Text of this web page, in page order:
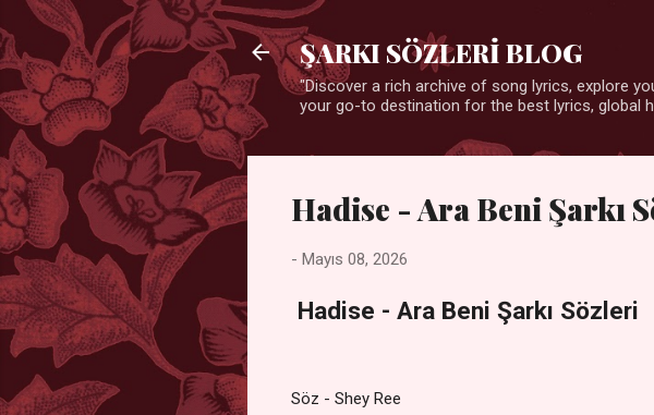
ŞARKI SÖZLERİ BLOG
"Discover a rich archive of song lyrics, explore
your go-to destination for the best lyrics, global
Hadise - Ara Beni Şarkı
- Mayıs 08, 2026
Hadise - Ara Beni Şarkı Sözleri
Söz - Shey Ree